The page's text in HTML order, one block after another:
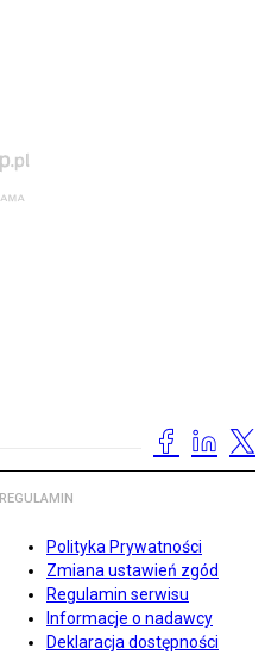
REGULAMIN
Polityka Prywatności
Zmiana ustawień zgód
Regulamin serwisu
Informacje o nadawcy
Deklaracja dostępności